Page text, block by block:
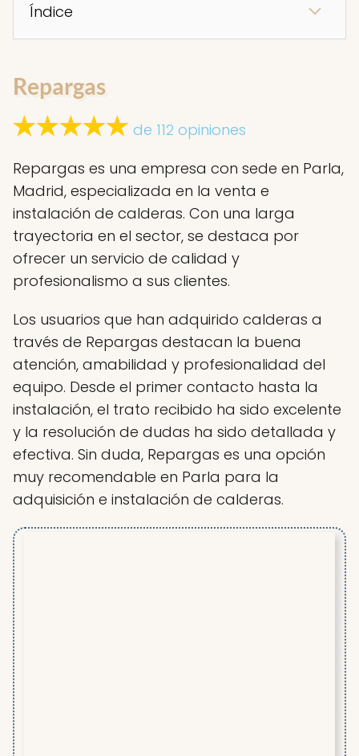
Índice
Repargas
de 112 opiniones
Repargas es una empresa con sede en Parla,
Madrid, especializada en la venta e
instalación de calderas. Con una larga
trayectoria en el sector, se destaca por
ofrecer un servicio de calidad y
profesionalismo a sus clientes.
Los usuarios que han adquirido calderas a
través de Repargas destacan la buena
atención, amabilidad y profesionalidad del
equipo. Desde el primer contacto hasta la
instalación, el trato recibido ha sido excelente
y la resolución de dudas ha sido detallada y
efectiva. Sin duda, Repargas es una opción
muy recomendable en Parla para la
adquisición e instalación de calderas.